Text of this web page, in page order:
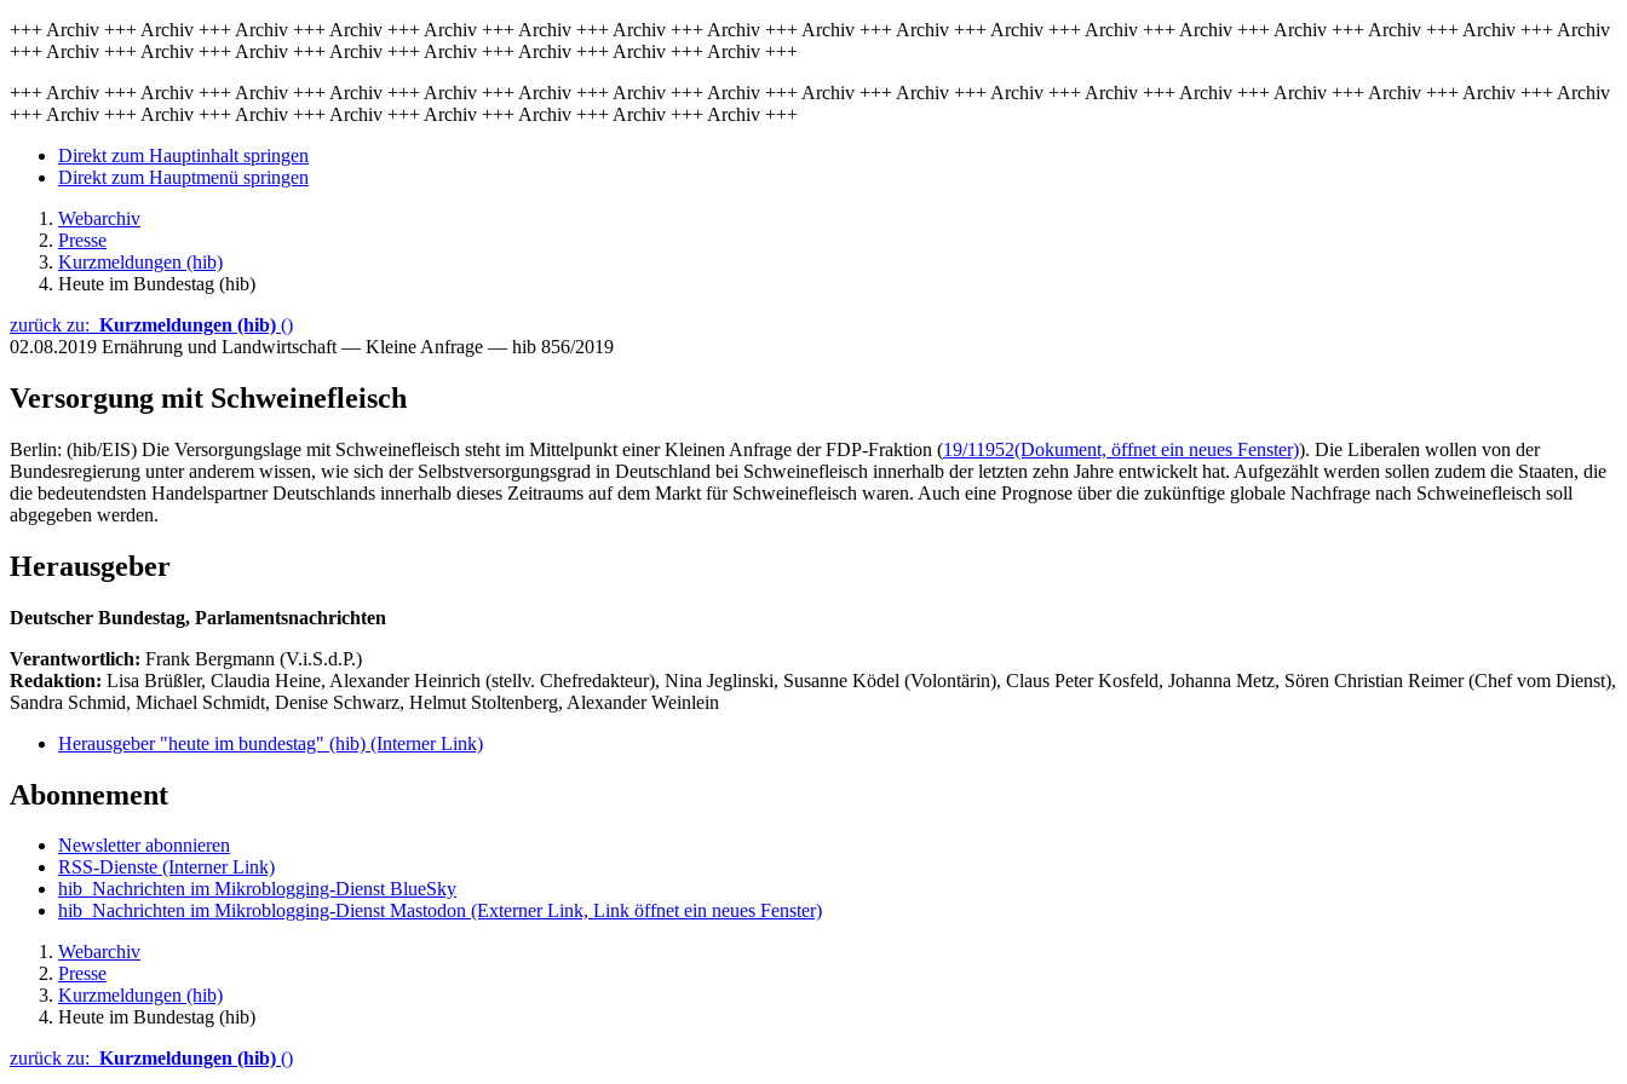
+++ Archiv +++ Archiv +++ Archiv +++ Archiv +++ Archiv +++ Archiv +++ Archiv +++ Archiv +++ Archiv +++ Archiv +++ Archiv +++ Archiv +++ Archiv +++ Archiv +++ Archiv +++ Archiv +++ Archiv
+++ Archiv +++ Archiv +++ Archiv +++ Archiv +++ Archiv +++ Archiv +++ Archiv +++ Archiv +++
+++ Archiv +++ Archiv +++ Archiv +++ Archiv +++ Archiv +++ Archiv +++ Archiv +++ Archiv +++ Archiv +++ Archiv +++ Archiv +++ Archiv +++ Archiv +++ Archiv +++ Archiv +++ Archiv +++ Archiv
+++ Archiv +++ Archiv +++ Archiv +++ Archiv +++ Archiv +++ Archiv +++ Archiv +++ Archiv +++
Direkt zum Hauptinhalt springen
Direkt zum Hauptmenü springen
Webarchiv
Presse
Kurzmeldungen (hib)
Heute im Bundestag (hib)
zurück zu: Kurzmeldungen (hib) ()
02.08.2019 Ernährung und Landwirtschaft — Kleine Anfrage — hib 856/2019
Versorgung mit Schweinefleisch
Berlin: (hib/EIS) Die Versorgungslage mit Schweinefleisch steht im Mittelpunkt einer Kleinen Anfrage der FDP-Fraktion (19/11952(Dokument, öffnet ein neues Fenster)). Die Liberalen wollen von der
Bundesregierung unter anderem wissen, wie sich der Selbstversorgungsgrad in Deutschland bei Schweinefleisch innerhalb der letzten zehn Jahre entwickelt hat. Aufgezählt werden sollen zudem die Staaten, die
die bedeutendsten Handelspartner Deutschlands innerhalb dieses Zeitraums auf dem Markt für Schweinefleisch waren. Auch eine Prognose über die zukünftige globale Nachfrage nach Schweinefleisch soll
abgegeben werden.
Herausgeber
Deutscher Bundestag, Parlamentsnachrichten
Verantwortlich: Frank Bergmann (V.i.S.d.P.)
Redaktion: Lisa Brüßler, Claudia Heine, Alexander Heinrich (stellv. Chefredakteur), Nina Jeglinski, Susanne Ködel (Volontärin), Claus Peter Kosfeld, Johanna Metz, Sören Christian Reimer (Chef vom Dienst),
Sandra Schmid, Michael Schmidt, Denise Schwarz, Helmut Stoltenberg, Alexander Weinlein
Herausgeber "heute im bundestag" (hib) (Interner Link)
Abonnement
Newsletter abonnieren
RSS-Dienste (Interner Link)
hib_Nachrichten im Mikroblogging-Dienst BlueSky
hib_Nachrichten im Mikroblogging-Dienst Mastodon (Externer Link, Link öffnet ein neues Fenster)
Webarchiv
Presse
Kurzmeldungen (hib)
Heute im Bundestag (hib)
zurück zu: Kurzmeldungen (hib) ()